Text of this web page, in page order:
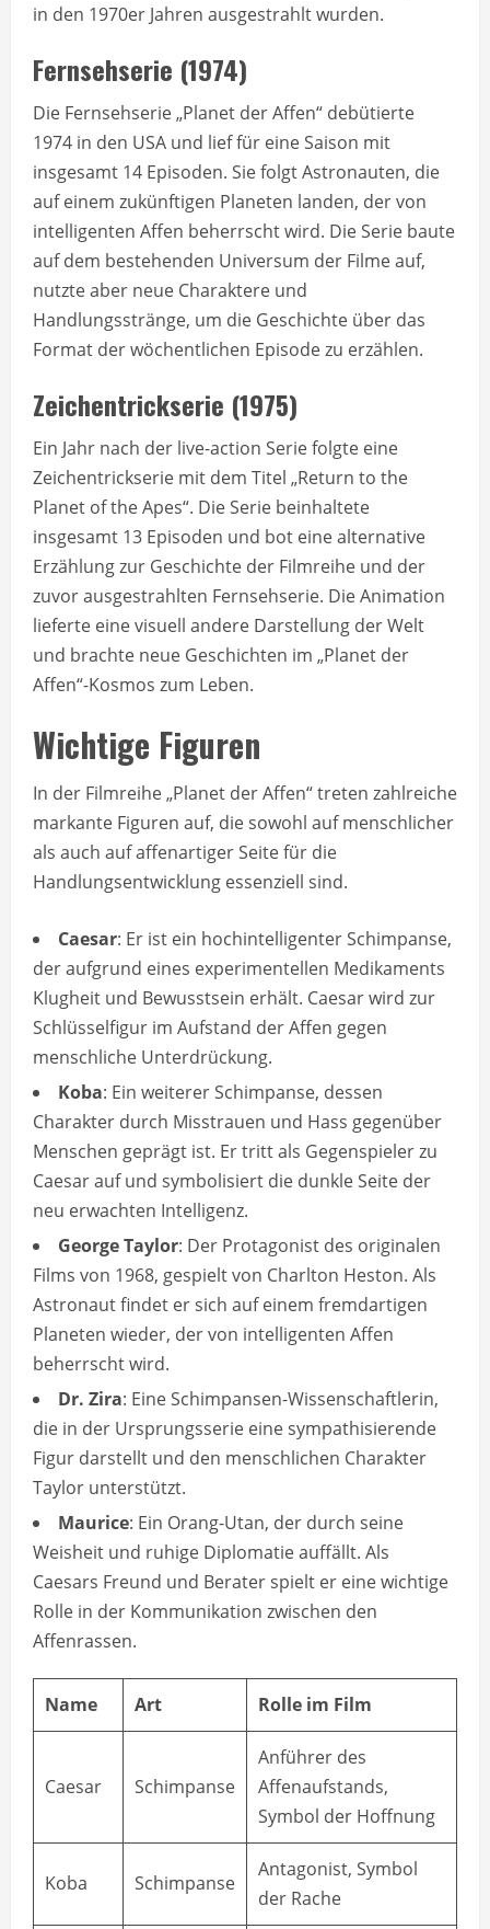
in den 1970er Jahren ausgestrahlt wurden.
Fernsehserie (1974)
Die Fernsehserie „Planet der Affen“ debütierte
1974 in den USA und lief für eine Saison mit
insgesamt 14 Episoden. Sie folgt Astronauten, die
auf einem zukünftigen Planeten landen, der von
intelligenten Affen beherrscht wird. Die Serie baute
auf dem bestehenden Universum der Filme auf,
nutzte aber neue Charaktere und
Handlungsstränge, um die Geschichte über das
Format der wöchentlichen Episode zu erzählen.
Zeichentrickserie (1975)
Ein Jahr nach der live-action Serie folgte eine
Zeichentrickserie mit dem Titel „Return to the
Planet of the Apes“. Die Serie beinhaltete
insgesamt 13 Episoden und bot eine alternative
Erzählung zur Geschichte der Filmreihe und der
zuvor ausgestrahlten Fernsehserie. Die Animation
lieferte eine visuell andere Darstellung der Welt
und brachte neue Geschichten im „Planet der
Affen“-Kosmos zum Leben.
Wichtige Figuren
In der Filmreihe „Planet der Affen“ treten zahlreiche
markante Figuren auf, die sowohl auf menschlicher
als auch auf affenartiger Seite für die
Handlungsentwicklung essenziell sind.
Caesar: Er ist ein hochintelligenter Schimpanse,
der aufgrund eines experimentellen Medikaments
Klugheit und Bewusstsein erhält. Caesar wird zur
Schlüsselfigur im Aufstand der Affen gegen
menschliche Unterdrückung.
Koba: Ein weiterer Schimpanse, dessen
Charakter durch Misstrauen und Hass gegenüber
Menschen geprägt ist. Er tritt als Gegenspieler zu
Caesar auf und symbolisiert die dunkle Seite der
neu erwachten Intelligenz.
George Taylor: Der Protagonist des originalen
Films von 1968, gespielt von Charlton Heston. Als
Astronaut findet er sich auf einem fremdartigen
Planeten wieder, der von intelligenten Affen
beherrscht wird.
Dr. Zira: Eine Schimpansen-Wissenschaftlerin,
die in der Ursprungsserie eine sympathisierende
Figur darstellt und den menschlichen Charakter
Taylor unterstützt.
Maurice: Ein Orang-Utan, der durch seine
Weisheit und ruhige Diplomatie auffällt. Als
Caesars Freund und Berater spielt er eine wichtige
Rolle in der Kommunikation zwischen den
Affenrassen.
Name Art Rolle im Film
Caesar Schimpanse
Anführer des
Affenaufstands,
Symbol der Hoffnung
Koba Schimpanse
Antagonist, Symbol
der Rache